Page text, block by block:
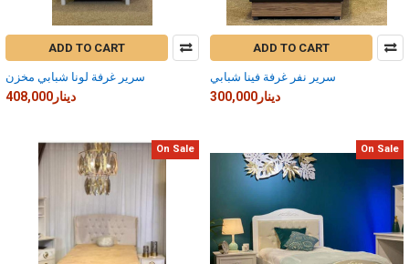
ADD TO CART
سرير غرفة لونا شبابي مخزن
408,000دينار
ADD TO CART
سرير نفر غرفة فينا شبابي
300,000دينار
On Sale On Sale